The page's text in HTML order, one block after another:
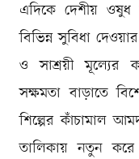
এদিকে দেশীয়
বিভিন্ন সুবিধা
ও সাশ্রয়ী মূল্যের
সক্ষমতা বাড়াতে
শিল্পের কাঁচামাল
তালিকায় নতুন